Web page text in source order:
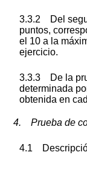
3.3.2 Del
puntos,
el 10 a la
ejercicio.
3.3.3 De la
determinada
obtenida en
4. Prueba de
4.1